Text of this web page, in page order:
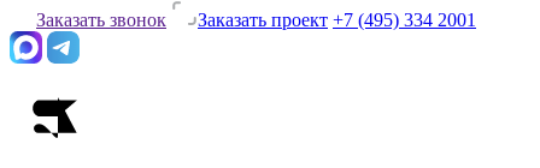
Заказать звонок
Заказать проект +7 (495) 334 2001